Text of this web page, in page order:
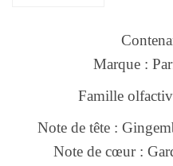
Marque :
Famille
Note de tête :
Note de cœur :